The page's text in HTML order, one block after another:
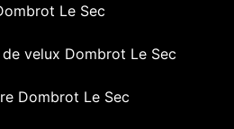
Le Sec
velux Dombrot Le Sec
Dombrot Le Sec